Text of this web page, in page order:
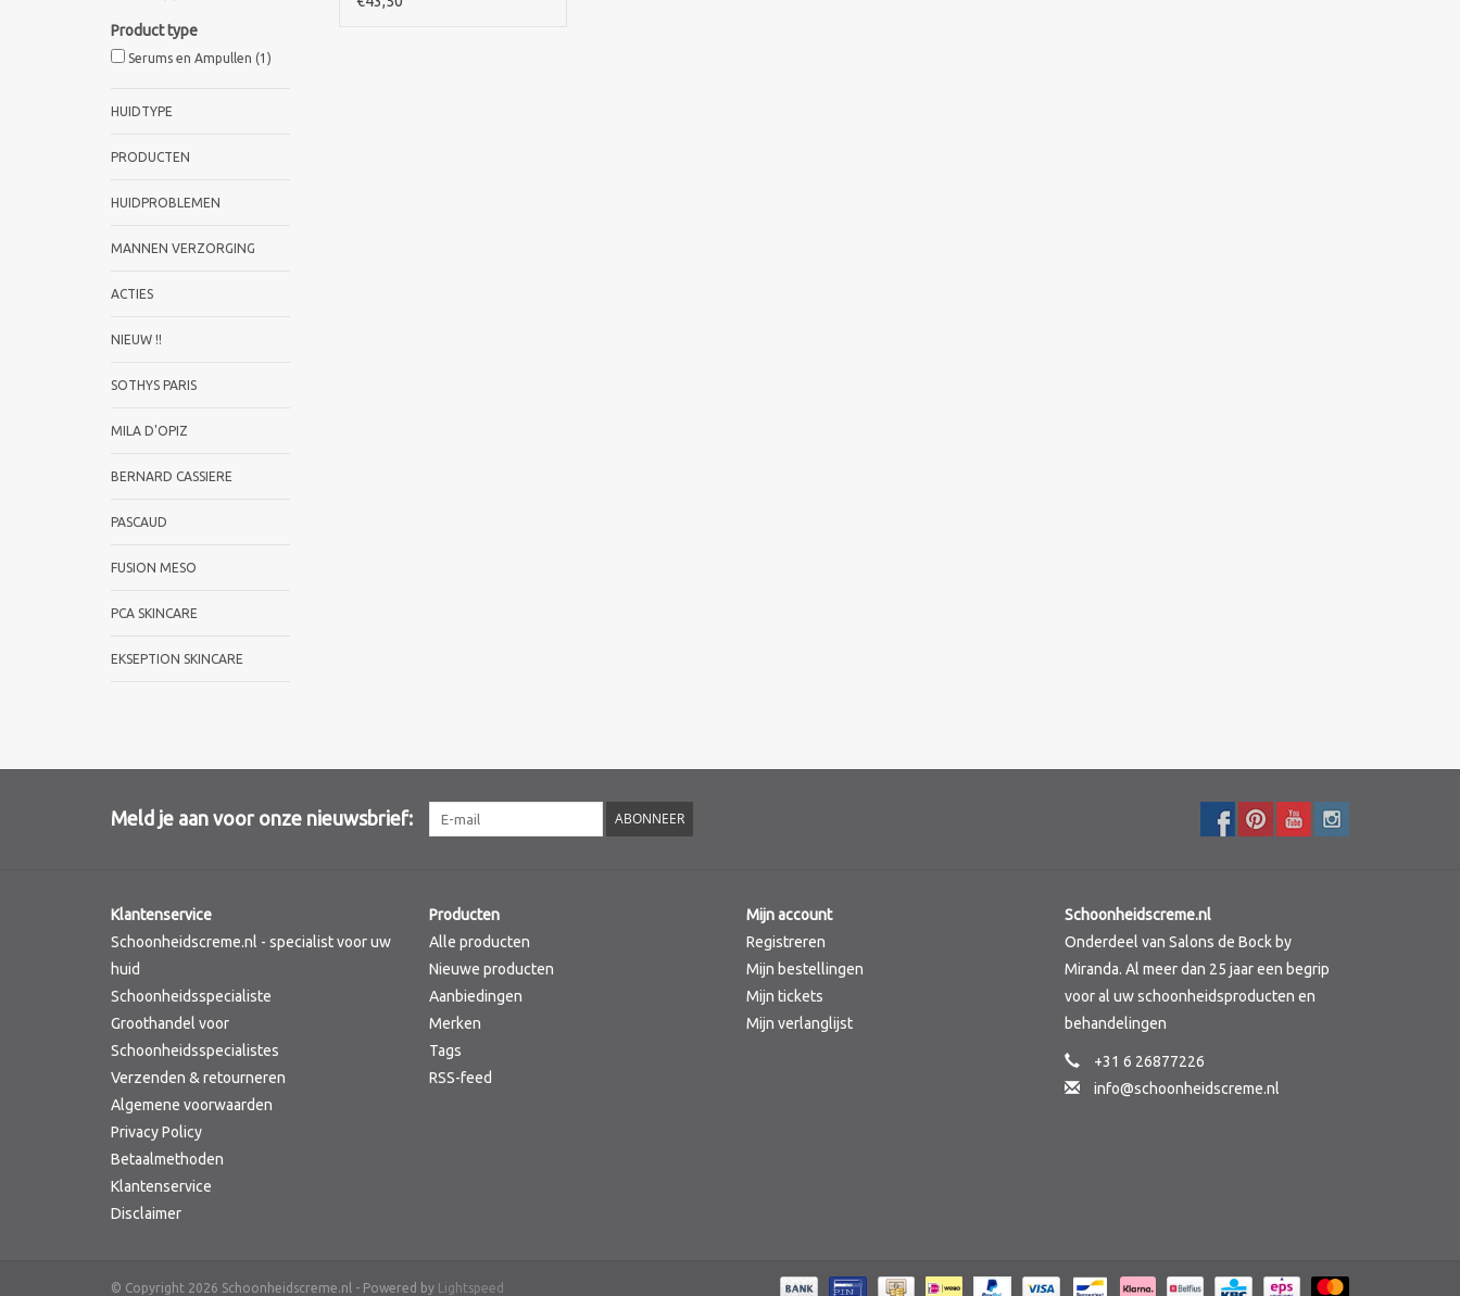
Product type
Serums en Ampullen (1)
HUIDTYPE
PRODUCTEN
HUIDPROBLEMEN
MANNEN VERZORGING
ACTIES
NIEUW !!
SOTHYS PARIS
MILA D'OPIZ
BERNARD CASSIERE
PASCAUD
FUSION MESO
PCA SKINCARE
EKSEPTION SKINCARE
Meld je aan voor onze nieuwsbrief: ABONNEER
Klantenservice
Schoonheidscreme.nl - specialist voor uw
huid
Schoonheidsspecialiste
Groothandel voor
Schoonheidsspecialistes
Verzenden & retourneren
Algemene voorwaarden
Privacy Policy
Betaalmethoden
Klantenservice
Disclaimer
Producten
Alle producten
Nieuwe producten
Aanbiedingen
Merken
Tags
RSS-feed
Mijn account
Registreren
Mijn bestellingen
Mijn tickets
Mijn verlanglijst
Schoonheidscreme.nl
Onderdeel van Salons de Bock by
Miranda. Al meer dan 25 jaar een begrip
voor al uw schoonheidsproducten en
behandelingen
+31 6 26877226
info@schoonheidscreme.nl
© Copyright 2026 Schoonheidscreme.nl - Powered by Lightspeed